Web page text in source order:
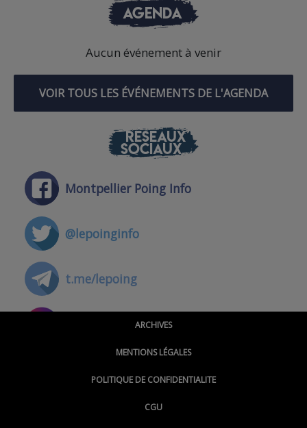
AGENDA
Aucun événement à venir
VOIR TOUS LES ÉVÉNEMENTS DE L'AGENDA
RÉSEAUX
SOCIAUX
Montpellier Poing Info
@lepoinginfo
t.me/lepoing
@montpellierpoinginfo
@LePoingMontpellier
ARCHIVES
MENTIONS LÉGALES
POLITIQUE DE CONFIDENTIALITE
CGU